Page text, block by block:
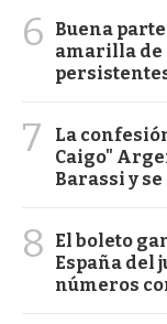
6
Buena
amarilla de
7
La
Caigo"
Barassi y
8
El boleto
España del
números